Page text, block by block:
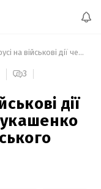
З боку Білорусі на військові дії чекати не варто, – Лукашенко перепросив у Зеленського
3
дії